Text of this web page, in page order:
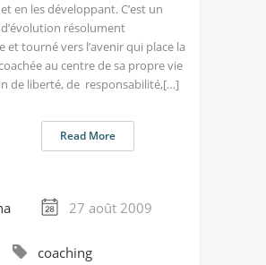
en les développant. C’est un
résolument
et tourné vers l’avenir qui place la
au centre de sa propre vie
de liberté, de responsabilité,[…]
Read More
27 août 2009
coaching